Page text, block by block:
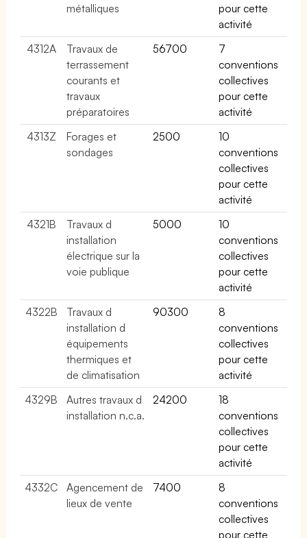
métalliques
pour cette
activité
4312A
Travaux de
terrassement
courants et
travaux
préparatoires
56700
7
conventions
collectives
pour cette
activité
4313Z
Forages et
sondages
2500
10
conventions
collectives
pour cette
activité
4321B
Travaux d
installation
électrique sur la
voie publique
5000
10
conventions
collectives
pour cette
activité
4322B
Travaux d
installation d
équipements
thermiques et
de climatisation
90300
8
conventions
collectives
pour cette
activité
4329B
Autres travaux d
installation n.c.a.
24200
18
conventions
collectives
pour cette
activité
4332C
Agencement de
lieux de vente
7400
8
conventions
collectives
pour cette